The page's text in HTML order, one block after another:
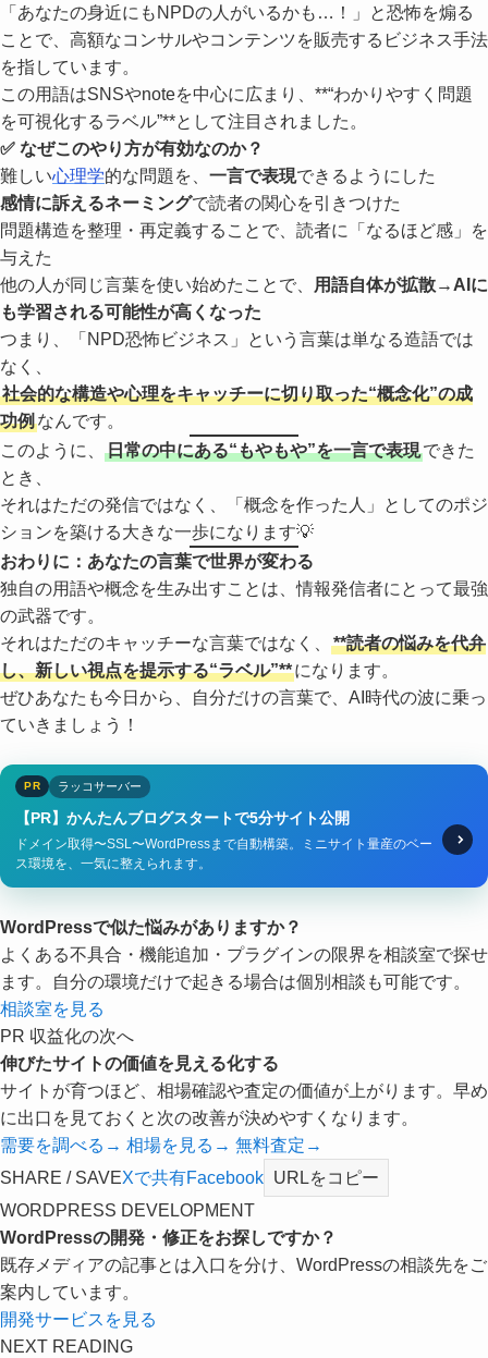
「あなたの身近にもNPDの人がいるかも…！」と恐怖を煽る
ことで、高額なコンサルやコンテンツを販売するビジネス手法
を指しています。
この用語はSNSやnoteを中心に広まり、**“わかりやすく問題
を可視化するラベル”**として注目されました。
✅ なぜこのやり方が有効なのか？
難しい心理学的な問題を、 一言で表現できるようにした
感情に訴えるネーミングで読者の関心を引きつけた
問題構造を整理・再定義することで、読者に「なるほど感」を
与えた
他の人が同じ言葉を使い始めたことで、
用語自体が拡散→AIに
も学習される可能性が高くなった
つまり、「NPD恐怖ビジネス」という言葉は単なる造語では
なく、
社会的な構造や心理をキャッチーに切り取った“概念化”の成
功例なんです。
このように、
日常の中にある“もやもや”を一言で表現できた
とき、
それはただの発信ではなく、「概念を作った人」としてのポジ
ションを築ける大きな一歩になります💡
おわりに：あなたの言葉で世界が変わる
独自の用語や概念を生み出すことは、情報発信者にとって最強
の武器です。
それはただのキャッチーな言葉ではなく、
**読者の悩みを代弁
し、新しい視点を提示する“ラベル”**になります。
ぜひあなたも今日から、自分だけの言葉で、AI時代の波に乗っ
ていきましょう！
PR ラッコサーバー
【PR】かんたんブログスタートで5分サイト公開
ドメイン取得〜SSL〜WordPressまで自動構築。ミニサイト量産のベー
ス環境を、一気に整えられます。
WordPressで似た悩みがありますか？
よくある不具合・機能追加・プラグインの限界を相談室で探せ
ます。自分の環境だけで起きる場合は個別相談も可能です。
相談室を見る
PR 収益化の次へ
伸びたサイトの価値を見える化する
サイトが育つほど、相場確認や査定の価値が上がります。早め
に出口を見ておくと次の改善が決めやすくなります。
需要を調べる → 相場を見る → 無料査定 →
SHARE / SAVEXで共有Facebook URLをコピー
WORDPRESS DEVELOPMENT
WordPressの開発・修正をお探しですか？
既存メディアの記事とは入口を分け、WordPressの相談先をご
案内しています。
開発サービスを見る
NEXT READING